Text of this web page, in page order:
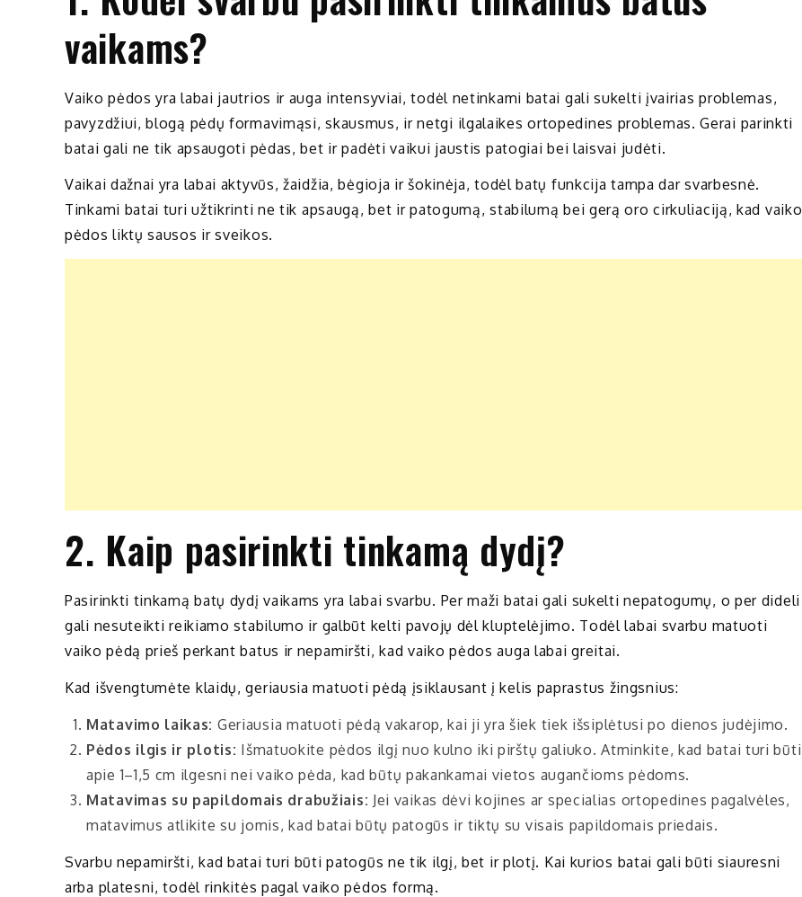
vaikams?
Vaiko pėdos yra labai jautrios ir auga intensyviai, todėl netinkami batai gali sukelti įvairias problemas,
pavyzdžiui, blogą pėdų formavimąsi, skausmus, ir netgi ilgalaikes ortopedines problemas. Gerai parinkti
batai gali ne tik apsaugoti pėdas, bet ir padėti vaikui jaustis patogiai bei laisvai judėti.
Vaikai dažnai yra labai aktyvūs, žaidžia, bėgioja ir šokinėja, todėl batų funkcija tampa dar svarbesnė.
Tinkami batai turi užtikrinti ne tik apsaugą, bet ir patogumą, stabilumą bei gerą oro cirkuliaciją, kad vaiko
pėdos liktų sausos ir sveikos.
2. Kaip pasirinkti tinkamą dydį?
Pasirinkti tinkamą batų dydį vaikams yra labai svarbu. Per maži batai gali sukelti nepatogumų, o per dideli
gali nesuteikti reikiamo stabilumo ir galbūt kelti pavojų dėl kluptelėjimo. Todėl labai svarbu matuoti
vaiko pėdą prieš perkant batus ir nepamiršti, kad vaiko pėdos auga labai greitai.
Kad išvengtumėte klaidų, geriausia matuoti pėdą įsiklausant į kelis paprastus žingsnius:
Matavimo laikas: Geriausia matuoti pėdą vakarop, kai ji yra šiek tiek išsiplėtusi po dienos judėjimo.
Pėdos ilgis ir plotis: Išmatuokite pėdos ilgį nuo kulno iki pirštų galiuko. Atminkite, kad batai turi būti
apie 1–1,5 cm ilgesni nei vaiko pėda, kad būtų pakankamai vietos augančioms pėdoms.
Matavimas su papildomais drabužiais: Jei vaikas dėvi kojines ar specialias ortopedines pagalvėles,
matavimus atlikite su jomis, kad batai būtų patogūs ir tiktų su visais papildomais priedais.
Svarbu nepamiršti, kad batai turi būti patogūs ne tik ilgį, bet ir plotį. Kai kurios batai gali būti siauresni
arba platesni, todėl rinkitės pagal vaiko pėdos formą.